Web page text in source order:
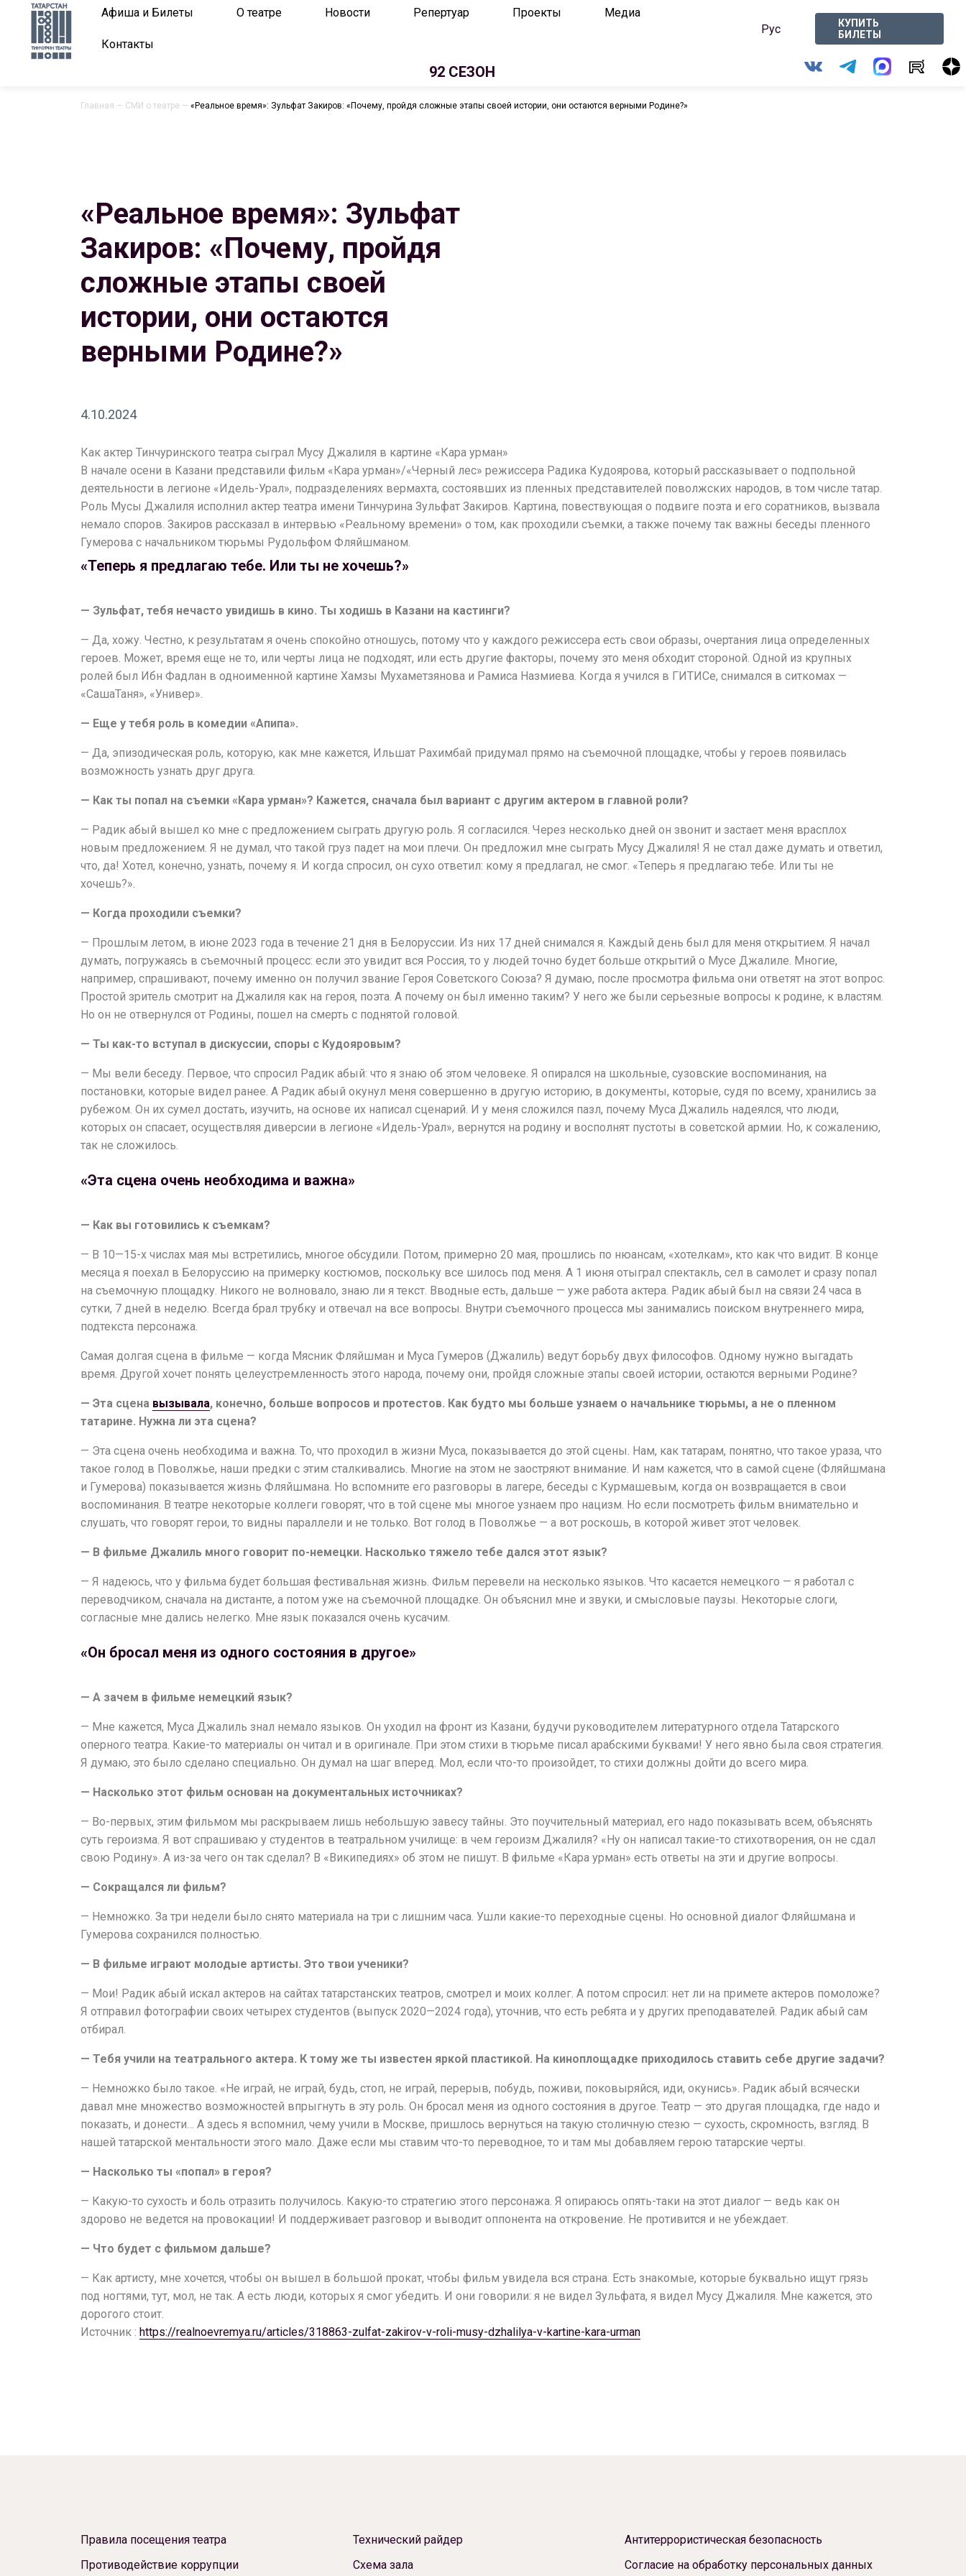
Афиша и Билеты О театре Новости Репертуар Проекты Медиа
Контакты
Рус
КУПИТЬ
БИЛЕТЫ
92 СЕЗОН
Афиша
О театре
Новости
Репертуар
Медиа
Контакты
Главная — СМИ о театре — «Реальное время»: Зульфат Закиров: «Почему, пройдя сложные этапы своей истории, они остаются верными Родине?»
«Реальное время»: Зульфат
Закиров: «Почему, пройдя
сложные этапы своей
истории, они остаются
верными Родине?»
4.10.2024
Как актер Тинчуринского театра сыграл Мусу Джалиля в картине «Кара урман»
В начале осени в Казани представили фильм «Кара урман»/«Черный лес» режиссера Радика Кудоярова, который рассказывает о подпольной
деятельности в легионе «Идель-Урал», подразделениях вермахта, состоявших из пленных представителей поволжских народов, в том числе татар.
Роль Мусы Джалиля исполнил актер театра имени Тинчурина Зульфат Закиров. Картина, повествующая о подвиге поэта и его соратников, вызвала
немало споров. Закиров рассказал в интервью «Реальному времени» о том, как проходили съемки, а также почему так важны беседы пленного
Гумерова с начальником тюрьмы Рудольфом Фляйшманом.
«Теперь я предлагаю тебе. Или ты не хочешь?»
— Зульфат, тебя нечасто увидишь в кино. Ты ходишь в Казани на кастинги?
— Да, хожу. Честно, к результатам я очень спокойно отношусь, потому что у каждого режиссера есть свои образы, очертания лица определенных
героев. Может, время еще не то, или черты лица не подходят, или есть другие факторы, почему это меня обходит стороной. Одной из крупных
ролей был Ибн Фадлан в одноименной картине Хамзы Мухаметзянова и Рамиса Назмиева. Когда я учился в ГИТИСе, снимался в ситкомах —
«СашаТаня», «Универ».
— Еще у тебя роль в комедии «Апипа».
— Да, эпизодическая роль, которую, как мне кажется, Ильшат Рахимбай придумал прямо на съемочной площадке, чтобы у героев появилась
возможность узнать друг друга.
— Как ты попал на съемки «Кара урман»? Кажется, сначала был вариант с другим актером в главной роли?
— Радик абый вышел ко мне с предложением сыграть другую роль. Я согласился. Через несколько дней он звонит и застает меня врасплох
новым предложением. Я не думал, что такой груз падет на мои плечи. Он предложил мне сыграть Мусу Джалиля! Я не стал даже думать и ответил,
что, да! Хотел, конечно, узнать, почему я. И когда спросил, он сухо ответил: кому я предлагал, не смог. «Теперь я предлагаю тебе. Или ты не
хочешь?».
— Когда проходили съемки?
— Прошлым летом, в июне 2023 года в течение 21 дня в Белоруссии. Из них 17 дней снимался я. Каждый день был для меня открытием. Я начал
думать, погружаясь в съемочный процесс: если это увидит вся Россия, то у людей точно будет больше открытий о Мусе Джалиле. Многие,
например, спрашивают, почему именно он получил звание Героя Советского Союза? Я думаю, после просмотра фильма они ответят на этот вопрос.
Простой зритель смотрит на Джалиля как на героя, поэта. А почему он был именно таким? У него же были серьезные вопросы к родине, к властям.
Но он не отвернулся от Родины, пошел на смерть с поднятой головой.
— Ты как-то вступал в дискуссии, споры с Кудояровым?
— Мы вели беседу. Первое, что спросил Радик абый: что я знаю об этом человеке. Я опирался на школьные, сузовские воспоминания, на
постановки, которые видел ранее. А Радик абый окунул меня совершенно в другую историю, в документы, которые, судя по всему, хранились за
рубежом. Он их сумел достать, изучить, на основе их написал сценарий. И у меня сложился пазл, почему Муса Джалиль надеялся, что люди,
которых он спасает, осуществляя диверсии в легионе «Идель-Урал», вернутся на родину и восполнят пустоты в советской армии. Но, к сожалению,
так не сложилось.
«Эта сцена очень необходима и важна»
— Как вы готовились к съемкам?
— В 10—15-х числах мая мы встретились, многое обсудили. Потом, примерно 20 мая, прошлись по нюансам, «хотелкам», кто как что видит. В конце
месяца я поехал в Белоруссию на примерку костюмов, поскольку все шилось под меня. А 1 июня отыграл спектакль, сел в самолет и сразу попал
на съемочную площадку. Никого не волновало, знаю ли я текст. Вводные есть, дальше — уже работа актера. Радик абый был на связи 24 часа в
сутки, 7 дней в неделю. Всегда брал трубку и отвечал на все вопросы. Внутри съемочного процесса мы занимались поиском внутреннего мира,
подтекста персонажа.
Самая долгая сцена в фильме — когда Мясник Фляйшман и Муса Гумеров (Джалиль) ведут борьбу двух философов. Одному нужно выгадать
время. Другой хочет понять целеустремленность этого народа, почему они, пройдя сложные этапы своей истории, остаются верными Родине?
— Эта сцена вызывала, конечно, больше вопросов и протестов. Как будто мы больше узнаем о начальнике тюрьмы, а не о пленном
татарине. Нужна ли эта сцена?
— Эта сцена очень необходима и важна. То, что проходил в жизни Муса, показывается до этой сцены. Нам, как татарам, понятно, что такое ураза, что
такое голод в Поволжье, наши предки с этим сталкивались. Многие на этом не заостряют внимание. И нам кажется, что в самой сцене (Фляйшмана
и Гумерова) показывается жизнь Фляйшмана. Но вспомните его разговоры в лагере, беседы с Курмашевым, когда он возвращается в свои
воспоминания. В театре некоторые коллеги говорят, что в той сцене мы многое узнаем про нацизм. Но если посмотреть фильм внимательно и
слушать, что говорят герои, то видны параллели и не только. Вот голод в Поволжье — а вот роскошь, в которой живет этот человек.
— В фильме Джалиль много говорит по-немецки. Насколько тяжело тебе дался этот язык?
— Я надеюсь, что у фильма будет большая фестивальная жизнь. Фильм перевели на несколько языков. Что касается немецкого — я работал с
переводчиком, сначала на дистанте, а потом уже на съемочной площадке. Он объяснил мне и звуки, и смысловые паузы. Некоторые слоги,
согласные мне дались нелегко. Мне язык показался очень кусачим.
«Он бросал меня из одного состояния в другое»
— А зачем в фильме немецкий язык?
— Мне кажется, Муса Джалиль знал немало языков. Он уходил на фронт из Казани, будучи руководителем литературного отдела Татарского
оперного театра. Какие-то материалы он читал и в оригинале. При этом стихи в тюрьме писал арабскими буквами! У него явно была своя стратегия.
Я думаю, это было сделано специально. Он думал на шаг вперед. Мол, если что-то произойдет, то стихи должны дойти до всего мира.
— Насколько этот фильм основан на документальных источниках?
— Во-первых, этим фильмом мы раскрываем лишь небольшую завесу тайны. Это поучительный материал, его надо показывать всем, объяснять
суть героизма. Я вот спрашиваю у студентов в театральном училище: в чем героизм Джалиля? «Ну он написал такие-то стихотворения, он не сдал
свою Родину». А из-за чего он так сделал? В «Википедиях» об этом не пишут. В фильме «Кара урман» есть ответы на эти и другие вопросы.
— Сокращался ли фильм?
— Немножко. За три недели было снято материала на три с лишним часа. Ушли какие-то переходные сцены. Но основной диалог Фляйшмана и
Гумерова сохранился полностью.
— В фильме играют молодые артисты. Это твои ученики?
— Мои! Радик абый искал актеров на сайтах татарстанских театров, смотрел и моих коллег. А потом спросил: нет ли на примете актеров помоложе?
Я отправил фотографии своих четырех студентов (выпуск 2020—2024 года), уточнив, что есть ребята и у других преподавателей. Радик абый сам
отбирал.
— Тебя учили на театрального актера. К тому же ты известен яркой пластикой. На киноплощадке приходилось ставить себе другие задачи?
— Немножко было такое. «Не играй, не играй, будь, стоп, не играй, перерыв, побудь, поживи, поковыряйся, иди, окунись». Радик абый всячески
давал мне множество возможностей впрыгнуть в эту роль. Он бросал меня из одного состояния в другое. Театр — это другая площадка, где надо и
показать, и донести… А здесь я вспомнил, чему учили в Москве, пришлось вернуться на такую столичную стезю — сухость, скромность, взгляд. В
нашей татарской ментальности этого мало. Даже если мы ставим что-то переводное, то и там мы добавляем герою татарские черты.
— Насколько ты «попал» в героя?
— Какую-то сухость и боль отразить получилось. Какую-то стратегию этого персонажа. Я опираюсь опять-таки на этот диалог — ведь как он
здорово не ведется на провокации! И поддерживает разговор и выводит оппонента на откровение. Не противится и не убеждает.
— Что будет с фильмом дальше?
— Как артисту, мне хочется, чтобы он вышел в большой прокат, чтобы фильм увидела вся страна. Есть знакомые, которые буквально ищут грязь
под ногтями, тут, мол, не так. А есть люди, которых я смог убедить. И они говорили: я не видел Зульфата, я видел Мусу Джалиля. Мне кажется, это
дорогого стоит.
Источник : https://realnoevremya.ru/articles/318863-zulfat-zakirov-v-roli-musy-dzhalilya-v-kartine-kara-urman
Правила посещения театра
Противодействие коррупции
Технический райдер
Схема зала
Антитеррористическая безопасность
Согласие на обработку персональных данных